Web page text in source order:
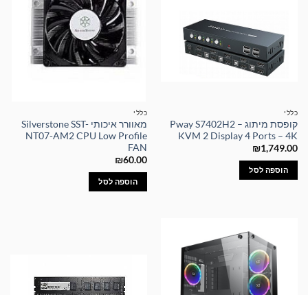
כללי
קופסת מיתוג – Pway S7402H2
KVM 2 Display 4 Ports – 4K
₪1,749.00
הוספה לסל
כללי
מאוורר איכותי Silverstone SST-
NT07-AM2 CPU Low Profile
FAN
₪60.00
הוספה לסל